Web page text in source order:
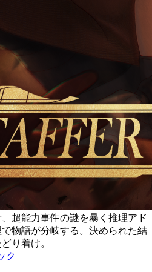
超能力事件の謎を暴く推理アド
物語が分岐する。決められた結
り着け。
ク